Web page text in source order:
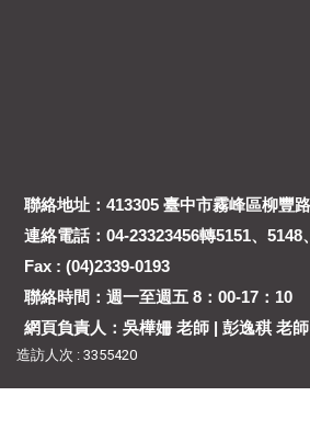
聯絡地址：413305 臺中市霧峰區柳豐
連絡電話：04-23323456轉5151、5148
Fax : (04)2339-0193
聯絡時間：週一至週五 8：00-17：10
網頁負責人：吳樺姍 老師 | 彭逸稘 老
造訪人次 : 3355420